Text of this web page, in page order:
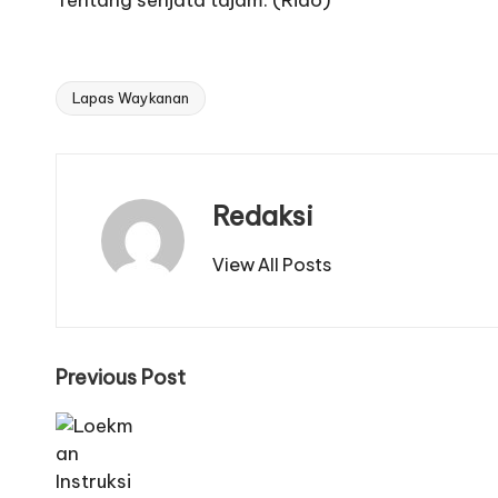
Tags:
Lapas Waykanan
Redaksi
View All Posts
Post
navigation
Previous Post